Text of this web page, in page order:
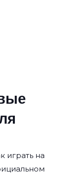
играть на